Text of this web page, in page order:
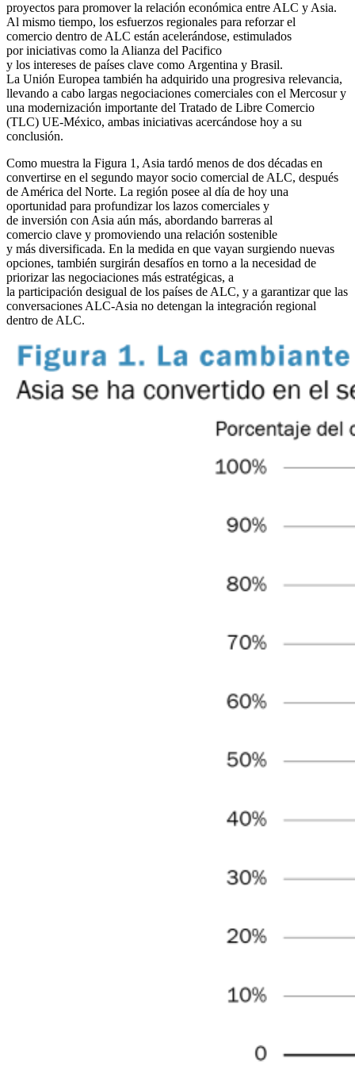
proyectos para promover la relación económica entre ALC y Asia.
Al mismo tiempo, los esfuerzos regionales para reforzar el
comercio dentro de ALC están acelerándose, estimulados
por iniciativas como la Alianza del Pacifico
y los intereses de países clave como Argentina y Brasil.
La Unión Europea también ha adquirido una progresiva relevancia,
llevando a cabo largas negociaciones comerciales con el Mercosur y
una modernización importante del Tratado de Libre Comercio
(TLC) UE-México, ambas iniciativas acercándose hoy a su
conclusión.
Como muestra la Figura 1, Asia tardó menos de dos décadas en
convertirse en el segundo mayor socio comercial de ALC, después
de América del Norte. La región posee al día de hoy una
oportunidad para profundizar los lazos comerciales y
de inversión con Asia aún más, abordando barreras al
comercio clave y promoviendo una relación sostenible
y más diversificada. En la medida en que vayan surgiendo nuevas
opciones, también surgirán desafíos en torno a la necesidad de
priorizar las negociaciones más estratégicas, a
la participación desigual de los países de ALC, y a garantizar que las
conversaciones ALC-Asia no detengan la integración regional
dentro de ALC.